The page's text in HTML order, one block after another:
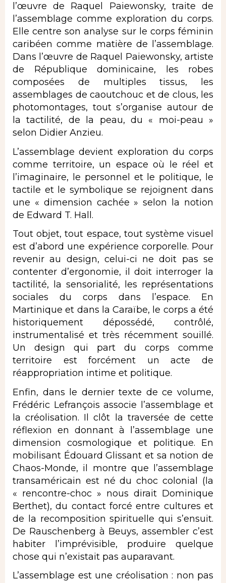
l’œuvre de Raquel Paiewonsky, traite de
l’assemblage comme exploration du corps.
Elle centre son analyse sur le corps féminin
caribéen comme matière de l’assemblage.
Dans l’œuvre de Raquel Paiewonsky, artiste
de République dominicaine, les robes
composées de multiples tissus, les
assemblages de caoutchouc et de clous, les
photomontages, tout s’organise autour de
la tactilité, de la peau, du « moi-peau »
selon Didier Anzieu.
L’assemblage devient exploration du corps
comme territoire, un espace où le réel et
l’imaginaire, le personnel et le politique, le
tactile et le symbolique se rejoignent dans
une « dimension cachée » selon la notion
de Edward T. Hall.
Tout objet, tout espace, tout système visuel
est d’abord une expérience corporelle. Pour
revenir au design, celui-ci ne doit pas se
contenter d’ergonomie, il doit interroger la
tactilité, la sensorialité, les représentations
sociales du corps dans l’espace. En
Martinique et dans la Caraïbe, le corps a été
historiquement dépossédé, contrôlé,
instrumentalisé et très récemment souillé.
Un design qui part du corps comme
territoire est forcément un acte de
réappropriation intime et politique.
Enfin, dans le dernier texte de ce volume,
Frédéric Lefrançois associe l’assemblage et
la créolisation. Il clôt la traversée de cette
réflexion en donnant à l’assemblage une
dimension cosmologique et politique. En
mobilisant Édouard Glissant et sa notion de
Chaos-Monde, il montre que l’assemblage
transaméricain est né du choc colonial (la
« rencontre-choc » nous dirait Dominique
Berthet), du contact forcé entre cultures et
de la recomposition spirituelle qui s’ensuit.
De Rauschenberg à Beuys, assembler c’est
habiter l’imprévisible, produire quelque
chose qui n’existait pas auparavant.
L’assemblage est une créolisation : non pas